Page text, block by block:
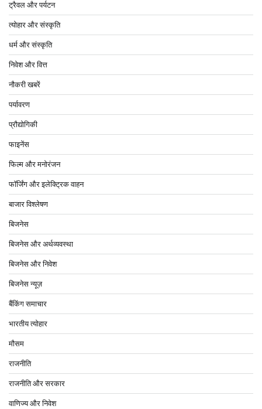
ट्रैवल और पर्यटन
त्योहार और संस्कृति
धर्म और संस्कृति
निवेश और वित्त
नौकरी खबरें
पर्यावरण
प्रौद्योगिकी
फाइनेंस
फिल्म और मनोरंजन
फॉर्जिंग और इलेक्ट्रिक वाहन
बाजार विश्लेषण
बिजनेस
बिजनेस और अर्थव्यवस्था
बिजनेस और निवेश
बिजनेस न्यूज़
बैंकिंग समाचार
भारतीय त्योहार
मौसम
राजनीति
राजनीति और सरकार
वाणिज्य और निवेश